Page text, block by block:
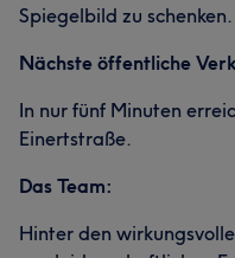
Spiegelbild zu schenken.
Nächste öffentliche
In nur fünf Minuten
Einertstraße.
Das Team:
Hinter den